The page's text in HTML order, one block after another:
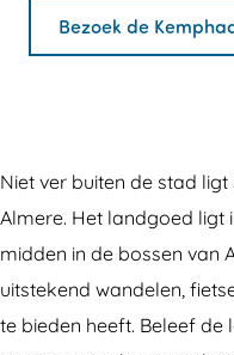
d
n
d
g
o
e
S
t
l
a
n
d
g
r
S
s
l
a
n
d
S
s
l
a
n
d
Bezoek de
Niet ver buiten de stad
Almere. Het landgoed ligt
midden in de bossen van
uitstekend wandelen,
te bieden heeft. Beleef de